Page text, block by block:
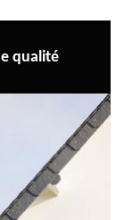
qualité